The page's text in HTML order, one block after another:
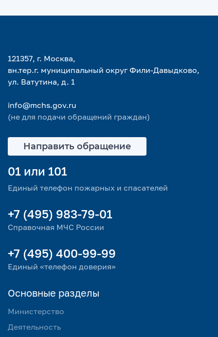
121357, г. Москва,
вн.тер.г. муниципальный округ Фили-Давыдково,
ул. Ватутина, д. 1
info@mchs.gov.ru
(не для подачи обращений граждан)
Направить обращение
01 или 101
Единый телефон пожарных и спасателей
+7 (495) 983-79-01
Справочная МЧС России
+7 (495) 400-99-99
Единый «телефон доверия»
Основные разделы
Министерство
Деятельность